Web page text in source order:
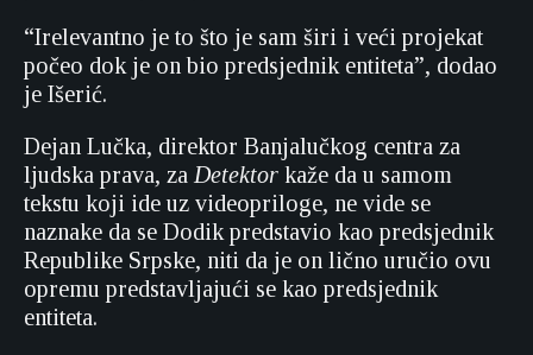
“Irelevantno je to što je sam širi i veći projekat
počeo dok je on bio predsjednik entiteta”, dodao
je Išerić.
Dejan Lučka, direktor Banjalučkog centra za
ljudska prava, za Detektor kaže da u samom
tekstu koji ide uz videopriloge, ne vide se
naznake da se Dodik predstavio kao predsjednik
Republike Srpske, niti da je on lično uručio ovu
opremu predstavljajući se kao predsjednik
entiteta.